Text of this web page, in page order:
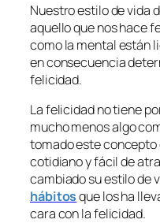
Nuestro estilo de vida
aquello que nos hace
como la mental están
en consecuencia
felicidad.
La felicidad no tiene
mucho menos algo
tomado este
cotidiano y fácil de
cambiado su estilo de
hábitosque los ha
cara con la felicidad.